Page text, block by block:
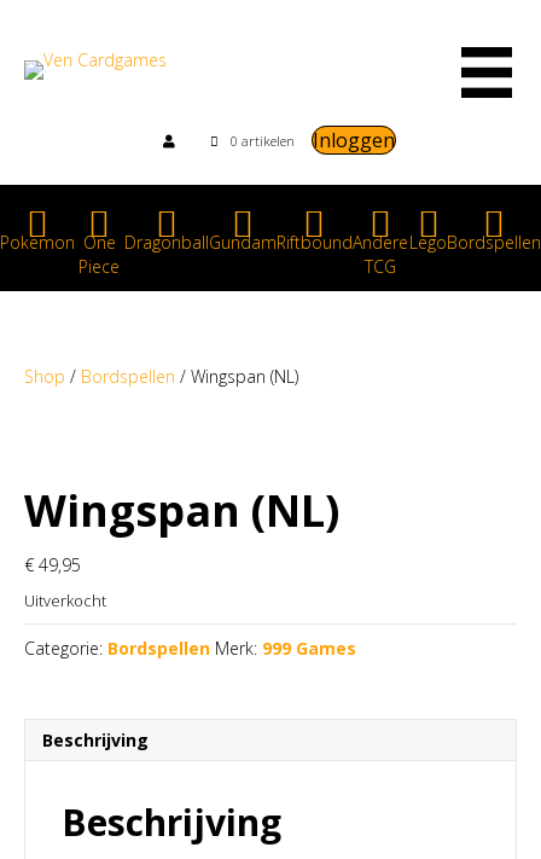
0 artikelen Inloggen
Pokemon One
Piece
DragonballGundamRiftboundAndere
TCG
LegoBordspellen
Shop / Bordspellen / Wingspan (NL)
Wingspan (NL)
€ 49,95
Uitverkocht
Categorie: Bordspellen Merk: 999 Games
Beschrijving
Beschrijving